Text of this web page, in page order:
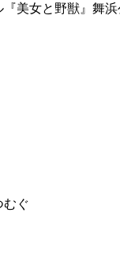
美女と野獣』舞
むぐ